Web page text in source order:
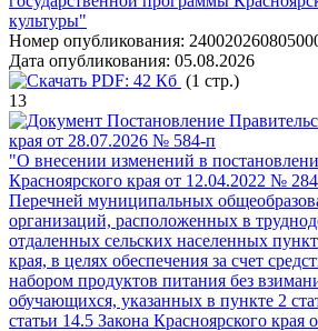
культуры"
Номер опубликования:
Дата опубликования: 05.08.2026
PDF: 42 Кб (1 стр.)
13
Постановление
края от 28.07.2026 № 584-п
"О внесении изменений в
Красноярского края от 12.04.2022 №
Перечней муниципальных
организаций, расположенных в
отдаленных сельских населенных
края, в целях обеспечения за счет
набором продуктов питания без
обучающихся, указанных в пункте 2
статьи 14.5 Закона Красноярского края